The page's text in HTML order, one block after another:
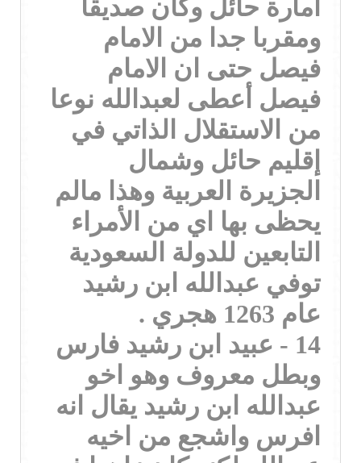
امارة حائل وكان صديقا
ومقربا جدا من الامام
فيصل حتى ان الامام
فيصل أعطى لعبدالله نوعا
من الاستقلال الذاتي في
إقليم حائل وشمال
الجزيرة العربية وهذا مالم
يحظى بها اي من الأمراء
التابعين للدولة السعودية
توفي عبدالله ابن رشيد
عام 1263 هجري .
14 - عبيد ابن رشيد فارس
وبطل معروف وهو اخو
عبدالله ابن رشيد يقال انه
افرس واشجع من اخيه